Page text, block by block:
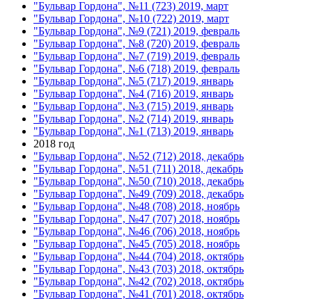
"Бульвар Гордона", №11 (723) 2019, март
"Бульвар Гордона", №10 (722) 2019, март
"Бульвар Гордона", №9 (721) 2019, февраль
"Бульвар Гордона", №8 (720) 2019, февраль
"Бульвар Гордона", №7 (719) 2019, февраль
"Бульвар Гордона", №6 (718) 2019, февраль
"Бульвар Гордона", №5 (717) 2019, январь
"Бульвар Гордона", №4 (716) 2019, январь
"Бульвар Гордона", №3 (715) 2019, январь
"Бульвар Гордона", №2 (714) 2019, январь
"Бульвар Гордона", №1 (713) 2019, январь
2018 год
"Бульвар Гордона", №52 (712) 2018, декабрь
"Бульвар Гордона", №51 (711) 2018, декабрь
"Бульвар Гордона", №50 (710) 2018, декабрь
"Бульвар Гордона", №49 (709) 2018, декабрь
"Бульвар Гордона", №48 (708) 2018, ноябрь
"Бульвар Гордона", №47 (707) 2018, ноябрь
"Бульвар Гордона", №46 (706) 2018, ноябрь
"Бульвар Гордона", №45 (705) 2018, ноябрь
"Бульвар Гордона", №44 (704) 2018, октябрь
"Бульвар Гордона", №43 (703) 2018, октябрь
"Бульвар Гордона", №42 (702) 2018, октябрь
"Бульвар Гордона", №41 (701) 2018, октябрь